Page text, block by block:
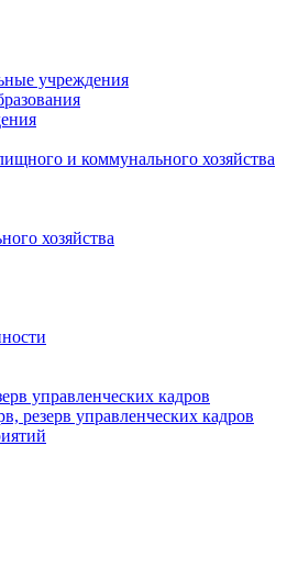
учреждения
и коммунального хозяйства
хозяйства
управленческих кадров
резерв управленческих кадров